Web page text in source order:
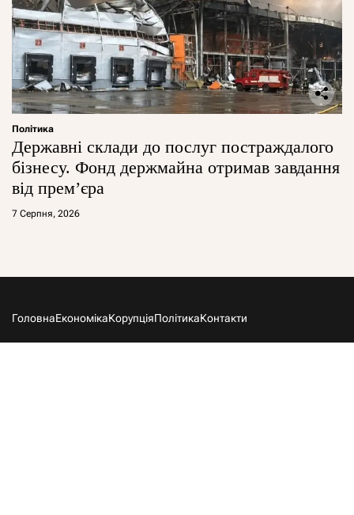
Політика
Державні склади до послуг постраждалого
бізнесу. Фонд держмайна отримав завдання
від прем’єра
7 Серпня, 2026
ГоловнаЕкономікаКорупціяПолітикаКонтакти